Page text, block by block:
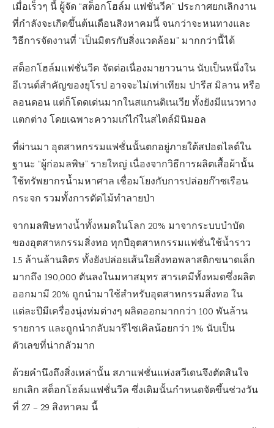
เมื่อเร็วๆ นี้ ผู้จัด “สต็อกโฮล์ม แฟชั่นวีค” ประกาศยกเลิกงาน
ที่กำลังจะเกิดขึ้นต้นเดือนสิงหาคมนี้ จนกว่าจะหนทางและ
วิธีการจัดงานที่ “เป็นมิตรกับสิ่งแวดล้อม” มากกว่านี้ได้
สต็อกโฮล์มแฟชั่นวีค จัดต่อเนื่องมายาวนาน นับเป็นหนึ่งใน
อีเวนต์สำคัญของยุโรป อาจจะไม่เท่าเทียม ปารีส มิลาน หรือ
ลอนดอน แต่ก็โดดเด่นมากในสแกนดิเนเวีย ทั้งยังมีแนวทาง
แตกต่าง โดยเฉพาะความเก๋ไก๋ในสไตล์มินิมอล
ที่ผ่านมา อุตสาหกรรมแฟชั่นนั้นตกอยู่ภายใต้สปอตไลต์ใน
ฐานะ “ผู้ก่อมลพิษ” รายใหญ่ เนื่องจากวิธีการผลิตเสื้อผ้านั้น
ใช้ทรัพยากรน้ำมหาศาล เชื่อมโยงกับการปล่อยก๊าซเรือน
กระจก รวมทั้งการตัดไม้ทำลายป่า
จากมลพิษทางน้ำทั้งหมดในโลก 20% มาจากระบบบำบัด
ของอุตสาหกรรมสิ่งทอ ทุกปีอุตสาหกรรมแฟชั่นใช้น้ำราว
1.5 ล้านล้านลิตร ทั้งยังปล่อยเส้นใยสิ่งทอพลาสติกขนาดเล็ก
มากถึง 190,000 ตันลงในมหาสมุทร สารเคมีทั้งหมดซึ่งผลิต
ออกมามี 20% ถูกนำมาใช้สำหรับอุตสาหกรรมสิ่งทอ ใน
แต่ละปีมีเครื่องนุ่งห่มต่างๆ ผลิตออกมากกว่า 100 พันล้าน
รายการ และถูกนำกลับมารีไซเคิลน้อยกว่า 1% นับเป็น
ตัวเลขที่น่ากลัวมาก
ด้วยคำนึงถึงสิ่งเหล่านั้น สภาแฟชั่นแห่งสวีเดนจึงตัดสินใจ
ยกเลิก สต็อกโฮล์มแฟชั่นวีค ซึ่งเดิมนั้นกำหนดจัดขึ้นช่วงวัน
ที่ 27 – 29 สิงหาคม นี้